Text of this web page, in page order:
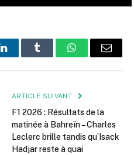
LinkedInTumblr WhatsApp
E-
ARTICLE SUIVANT
F1 2026 : Résultats de la
matinée à Bahreïn – Charles
Leclerc brille tandis qu’Isack
Hadjar reste à quai